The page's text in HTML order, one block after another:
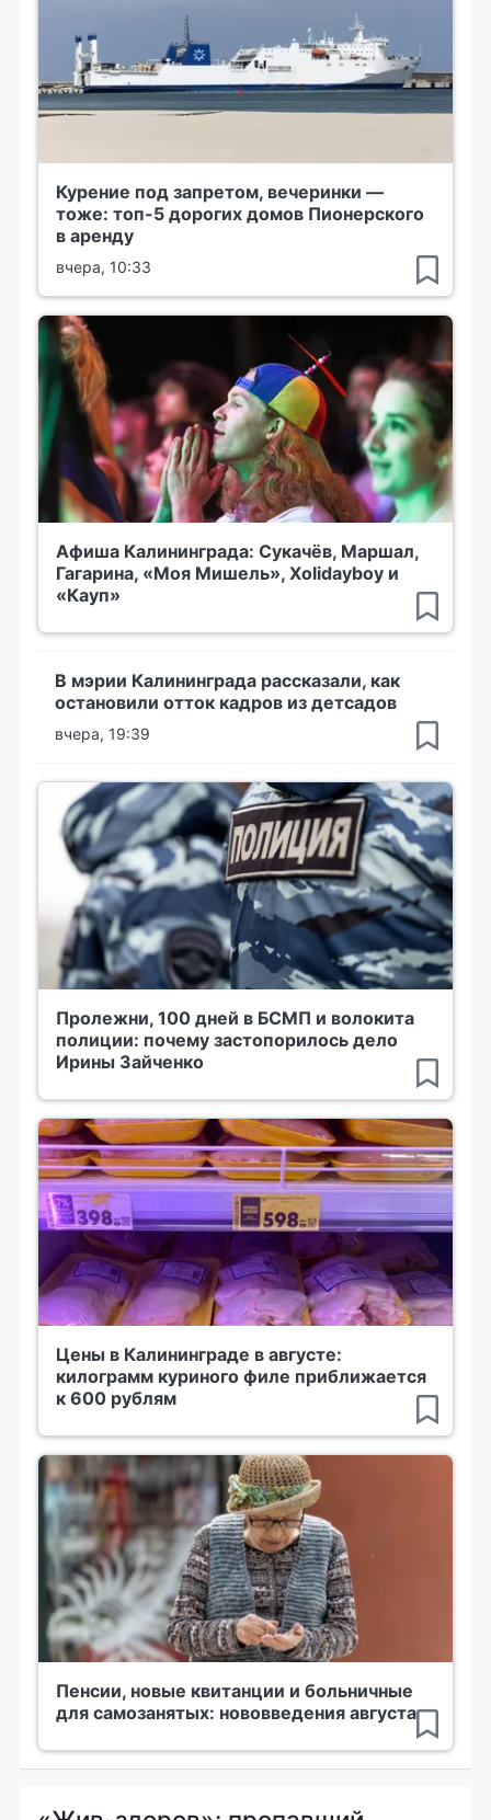
Курение под запретом, вечеринки —
тоже: топ-5 дорогих домов Пионерского
в аренду
вчера, 10:33
Афиша Калининграда: Сукачёв, Маршал,
Гагарина, «Моя Мишель», Xolidayboy и
«Кауп»
В мэрии Калининграда рассказали, как
остановили отток кадров из детсадов
вчера, 19:39
Пролежни, 100 дней в БСМП и волокита
полиции: почему застопорилось дело
Ирины Зайченко
Цены в Калининграде в августе:
килограмм куриного филе приближается
к 600 рублям
Пенсии, новые квитанции и больничные
для самозанятых: нововведения августа